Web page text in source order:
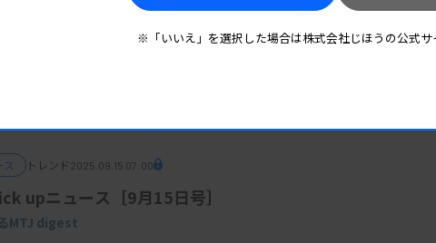
トレンド 2025.09.15 07:00
upニュース［9月15日号］
MTJ digest
※「いいえ」を選択した場合は株式会社じほうの公式サ